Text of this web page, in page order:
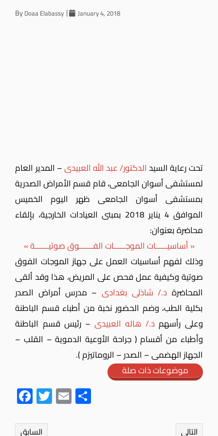
ByDoaa Elabassy January 4, 2018
تحت رعاية السيدالدكتور/ عبد الله العبيدى– المدير العام
لمستشفى أسوان الجامعى، قام قسم الأمراض الصدرية
بمستشفى أسوان الجامعى ظهر اليوم الخميس
الموافق 4 يناير 2018 بمبنى العيادات الخارجية، بإلقاء
محاضرة بعنوان:
« أساسيــــــات الموجــــــات الفـــــــوق صوتيـــــــة »
وذلك لفهم أساسيات العمل على جهاز الموجات الفوق
صوتية وكيفية عمل فحص على المريض، هذا وقد ألقى
المحاضرة د./ شاذلى بغدادى – مدرس أمراض الصدر
بكلية الطب، وضم الحضور نخبة من أطباء قسم الباطنة
وعلى رأسهم د./ هاله العبيدى – رئيس قسم الباطنة
وأطباء من أقسام ( جراحة الأوعية الدموية – القلب –
الجهاز الهضمى – الصدر – الروماتيزم ).
موضوعات ذات صلة
Fac
ok
Twit
Ema
السابق التالي